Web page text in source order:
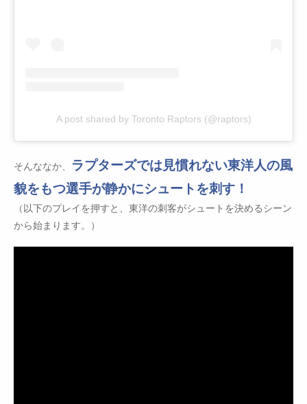
A post shared by Toronto Raptors (@raptors)
そんななか、
ラプターズでは見慣れない東洋人の風
貌をもつ選手が静かにシュートを刺す！
（以下のプレイを押すと、東洋の刺客がシュートを決めるシーン
から始まります。）